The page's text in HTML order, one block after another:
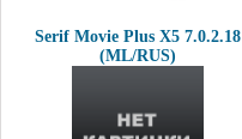
Serif Movie Plus X5 7.0.2.18
(ML/RUS)